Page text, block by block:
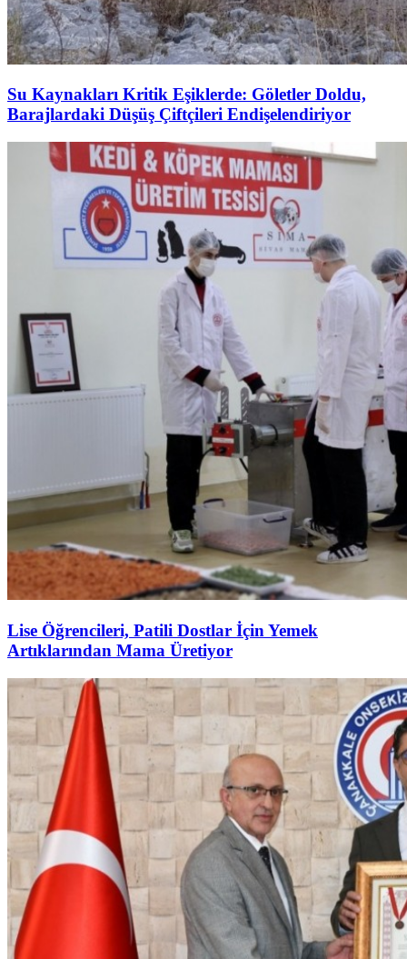
Su Kaynakları Kritik Eşiklerde: Göletler Doldu,
Barajlardaki Düşüş Çiftçileri Endişelendiriyor
Lise Öğrencileri, Patili Dostlar İçin Yemek
Artıklarından Mama Üretiyor